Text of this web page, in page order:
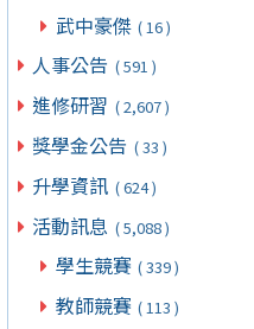
武中豪傑 ( 16 )
人事公告 ( 591 )
進修研習 ( 2,607 )
獎學金公告 ( 33 )
升學資訊 ( 624 )
活動訊息 ( 5,088 )
學生競賽 ( 339 )
教師競賽 ( 113 )